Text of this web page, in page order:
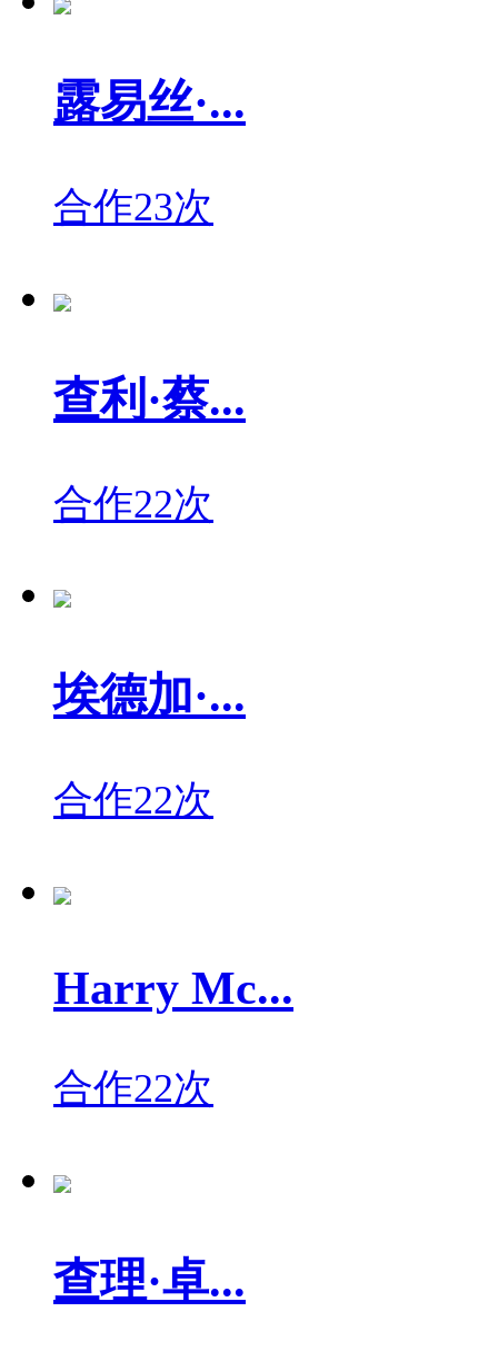
露易丝·...
合作23次
查利·蔡...
合作22次
埃德加·...
合作22次
Harry Mc...
合作22次
查理·卓...